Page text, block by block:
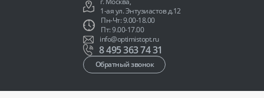
1-ая ул. Энтузиастов д.12
Пн-Чт: 9.00-18.00
Пт: 9.00-17.00
info@optimistopt.ru
8 495 363 74 31
Обратный звонок